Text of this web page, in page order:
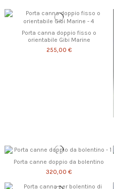
Porta canna doppio fisso o
orientabile Gibi Marine
255,00 €
Porta canne doppio da bolentino
320,00 €